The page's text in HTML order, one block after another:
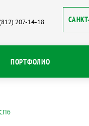
ПОРТФОЛИО
207-14-18